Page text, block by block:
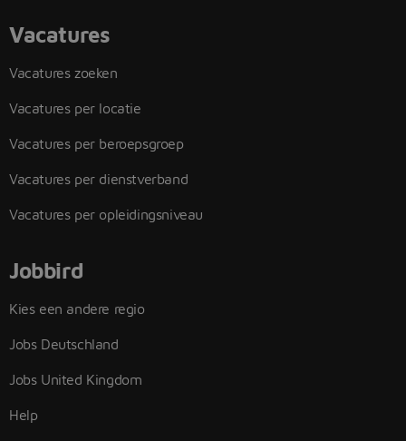
Vacatures
Vacatures zoeken
Vacatures per locatie
Vacatures per beroepsgroep
Vacatures per dienstverband
Vacatures per opleidingsniveau
Jobbird
Kies een andere regio
Jobs Deutschland
Jobs United Kingdom
Help